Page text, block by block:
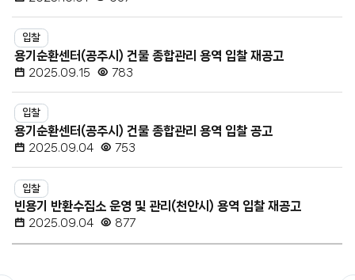
입찰
용기순환센터(공주시) 건물 종합관리 용역 입찰 재공고
2025.09.15 783
입찰
용기순환센터(공주시) 건물 종합관리 용역 입찰 공고
2025.09.04 753
입찰
빈용기 반환수집소 운영 및 관리(천안시) 용역 입찰 재공고
2025.09.04 877